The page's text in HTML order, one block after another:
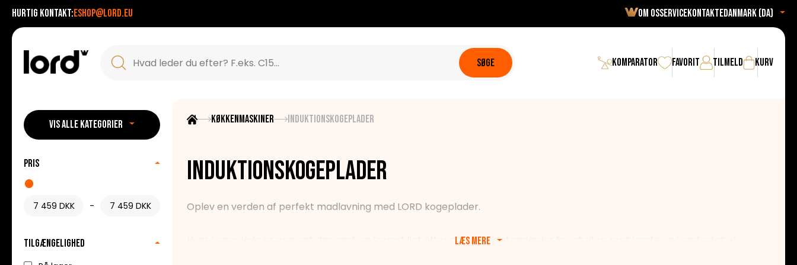
Hurtig kontakt:eshop@lord.eu Om osServiceKontakteDanmark (da)
SØGE Komparator Favorit Tilmeld Kurv
VIS ALLE KATEGORIER
Pris
-
Tilgængelighed
Køkkenmaskiner Induktionskogeplader
Induktionskogeplader
Oplev en verden af perfekt madlavning med LORD kogeplader.
Hver kogeplade er præcist designet og fremstillet efter de højeste standarder for at sikre problemfri og komfortabel
Læs mere